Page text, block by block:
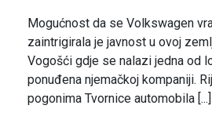
Mogućnost da se Volkswagen
zaintrigirala je javnost u ovoj
Vogošći gdje se nalazi jedna od
ponuđena njemačkoj kompaniji.
pogonima Tvornice automobila [...]